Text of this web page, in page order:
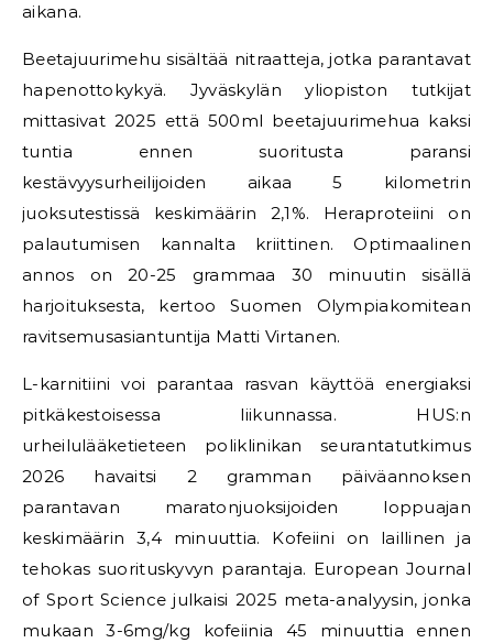
aikana.
Beetajuurimehu sisältää nitraatteja, jotka parantavat
hapenottokykyä. Jyväskylän yliopiston tutkijat
mittasivat 2025 että 500ml beetajuurimehua kaksi
tuntia ennen suoritusta paransi
kestävyysurheilijoiden aikaa 5 kilometrin
juoksutestissä keskimäärin 2,1%. Heraproteiini on
palautumisen kannalta kriittinen. Optimaalinen
annos on 20-25 grammaa 30 minuutin sisällä
harjoituksesta, kertoo Suomen Olympiakomitean
ravitsemusasiantuntija Matti Virtanen.
L-karnitiini voi parantaa rasvan käyttöä energiaksi
pitkäkestoisessa liikunnassa. HUS:n
urheilulääketieteen poliklinikan seurantatutkimus
2026 havaitsi 2 gramman päiväannoksen
parantavan maratonjuoksijoiden loppuajan
keskimäärin 3,4 minuuttia. Kofeiini on laillinen ja
tehokas suorituskyvyn parantaja. European Journal
of Sport Science julkaisi 2025 meta-analyysin, jonka
mukaan 3-6mg/kg kofeiinia 45 minuuttia ennen